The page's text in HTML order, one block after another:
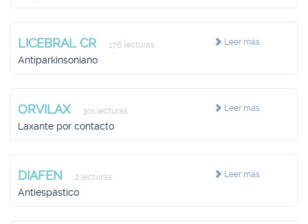
Leer más
LICEBRAL CR 176 lecturas
Antiparkinsoniano
Leer más
ORVILAX 301 lecturas
Laxante por contacto
Leer más
DIAFEN 2 lecturas
Antiespástico